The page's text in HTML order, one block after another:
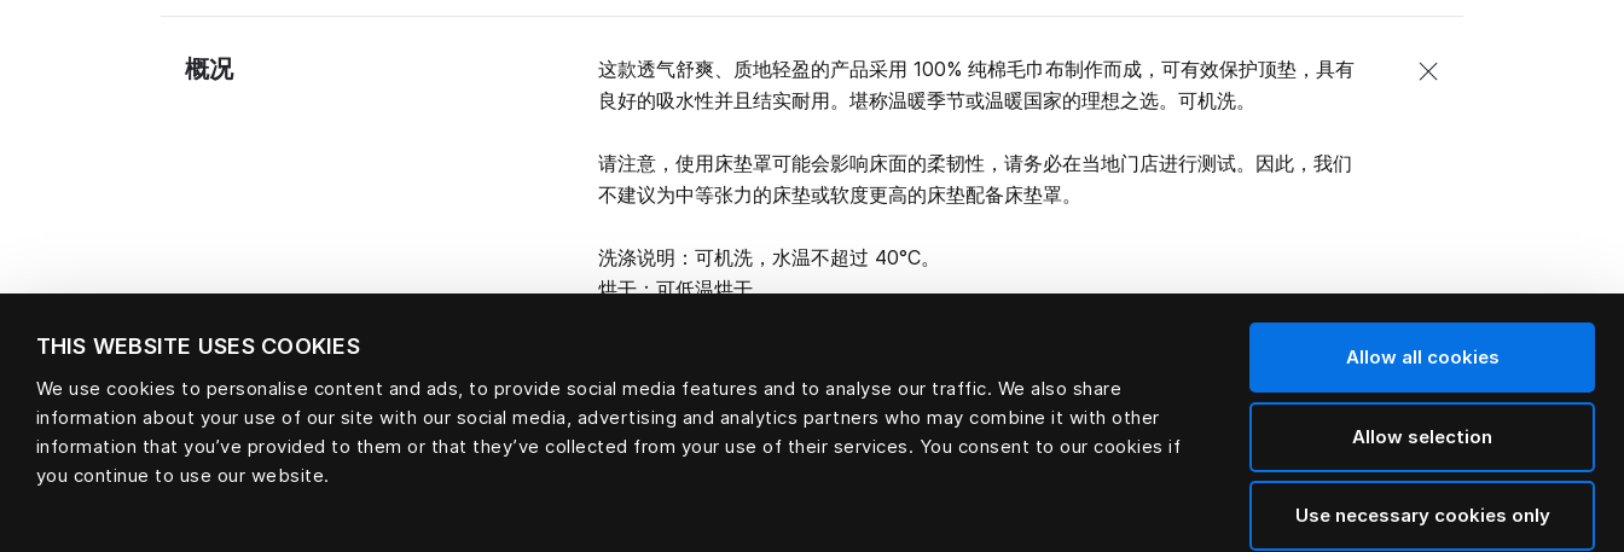
THIS WEBSITE USES COOKIES
We use cookies to personalise content and ads, to provide social media features and to analyse our traffic. We also share
information about your use of our site with our social media, advertising and analytics partners who may combine it with other
information that you’ve provided to them or that they’ve collected from your use of their services. You consent to our cookies if
you continue to use our website.
Allow all cookies
Allow selection
Use necessary cookies only
概况
这款透气舒爽、质地轻盈的产品采用 100% 纯棉毛巾布制作而成，可有效保护顶垫，具有
良好的吸水性并且结实耐用。堪称温暖季节或温暖国家的理想之选。可机洗。
请注意，使用床垫罩可能会影响床面的柔韧性，请务必在当地门店进行测试。因此，我们
不建议为中等张力的床垫或软度更高的床垫配备床垫罩。
洗涤说明：可机洗，水温不超过 40°C。
烘干：可低温烘干。
材料 100% 棉毛圈织物